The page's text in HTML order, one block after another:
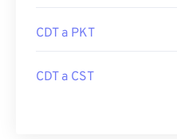
CDT a PKT
CDT a CST